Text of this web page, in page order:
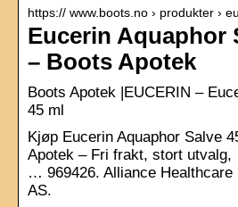
https:// www.boots.no › produkter ›
Eucerin Aquaphor
– Boots Apotek
Boots Apotek |EUCERIN –
45 ml
Kjøp Eucerin Aquaphor Salve
Apotek – Fri frakt, stort
… 969426. Alliance Healthcare
AS.